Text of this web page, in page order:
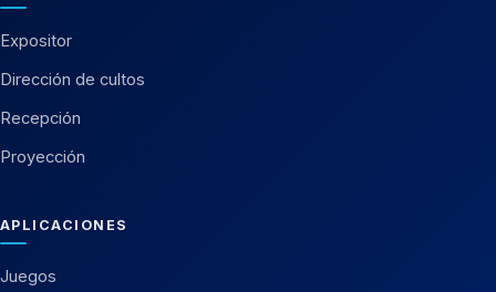
Expositor
Dirección de cultos
Recepción
Proyección
APLICACIONES
Juegos